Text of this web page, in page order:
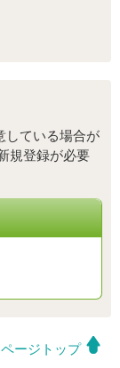
している場合が
規登録が必要
ページトップ